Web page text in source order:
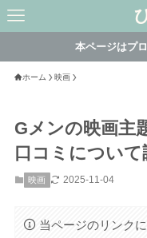
本ページはプ
ホーム 映画
Gメンの映画主
口コミについ
映画 2025-11-04
当ページのリンク